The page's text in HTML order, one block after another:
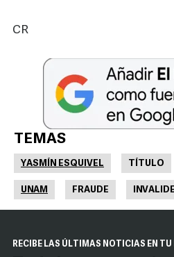
CR
TEMAS
YASMÍN ESQUIVEL TÍTULO
UNAM FRAUDE
RECIBE LAS ÚLTIMAS NOTICIAS EN